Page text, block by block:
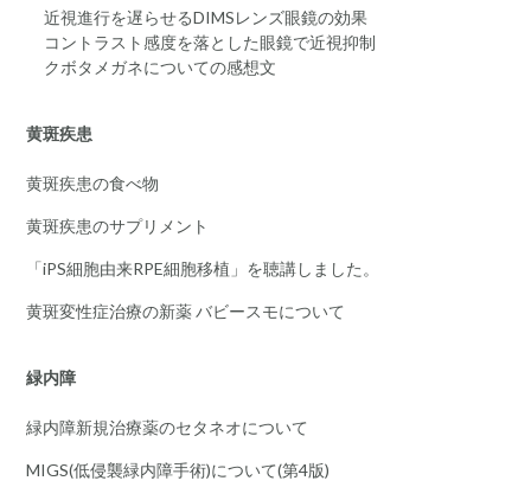
近視進行を遅らせるDIMSレンズ眼鏡の効果
コントラスト感度を落とした眼鏡で近視抑制
クボタメガネについての感想文
黄斑疾患
黄斑疾患の食べ物
黄斑疾患のサプリメント
「iPS細胞由来RPE細胞移植」を聴講しました。
黄斑変性症治療の新薬 バビースモについて
緑内障
緑内障新規治療薬のセタネオについて
MIGS(低侵襲緑内障手術)について(第4版)